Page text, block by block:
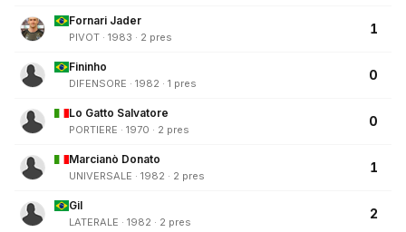
Fornari Jader
PIVOT · 1983 · 2 pres
1
Fininho
DIFENSORE · 1982 · 1 pres
0
Lo Gatto Salvatore
PORTIERE · 1970 · 2 pres
0
Marcianò Donato
UNIVERSALE · 1982 · 2 pres
1
Gil
LATERALE · 1982 · 2 pres
2